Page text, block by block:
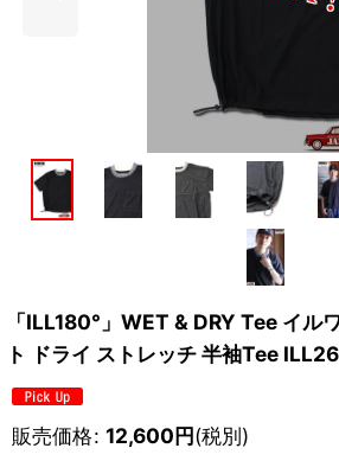
「ILL180°」WET & DRY Tee イル
ト ドライ ストレッチ 半袖Tee
販売価格: 12,600円(税別)